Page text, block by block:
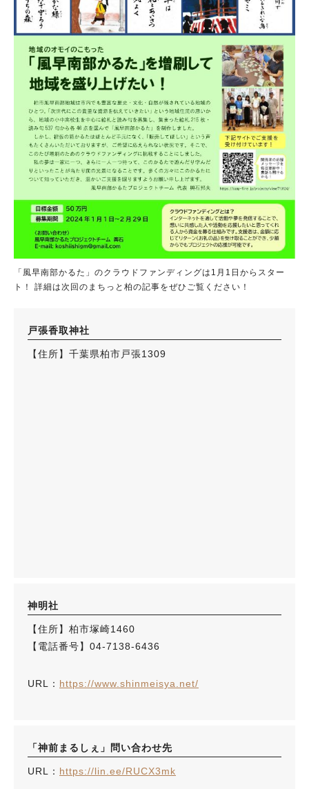
「風早南部かるた」のクラウドファンディングは1月1日からスター
ト！ 詳細は次回のまちっと柏の記事をぜひご覧ください！
戸張香取神社
【住所】千葉県柏市戸張1309
神明社
【住所】柏市塚崎1460
【電話番号】04-7138-6436
URL： https://www.shinmeisya.net/
「神前まるしぇ」問い合わせ先
URL： https://lin.ee/RUCX3mk